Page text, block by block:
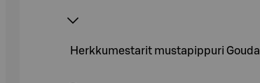
Herkkumestarit mustapippuri Gouda